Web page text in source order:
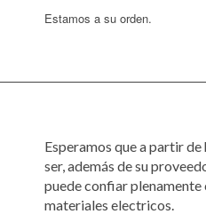
Estamos a su orden.
Esperamos que a partir de
ser, además de su
puede confiar plenamente
materiales electricos.